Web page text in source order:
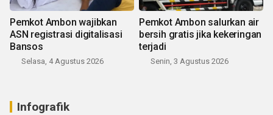
Pemkot Ambon wajibkan
ASN registrasi digitalisasi
Bansos
Selasa, 4 Agustus 2026
Pemkot Ambon salurkan air
bersih gratis jika kekeringan
terjadi
Senin, 3 Agustus 2026
Infografik